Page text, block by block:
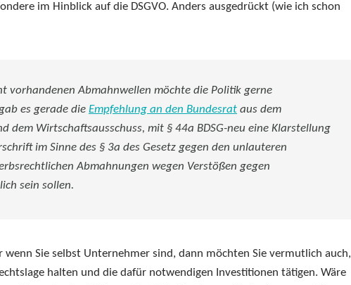
im Hinblick auf die DSGVO. Anders ausgedrückt (wie ich schon
vorhandenen Abmahnwellen möchte die Politik gerne
es gerade die Empfehlung an den Bundesrat aus dem
dem Wirtschaftsausschuss, mit § 44a BDSG-neu eine Klarstellung
im Sinne des § 3a des Gesetz gegen den unlauteren
Abmahnungen wegen Verstößen gegen
sein sollen.
Sie selbst Unternehmer sind, dann möchten Sie vermutlich auch,
halten und die dafür notwendigen Investitionen tätigen. Wäre